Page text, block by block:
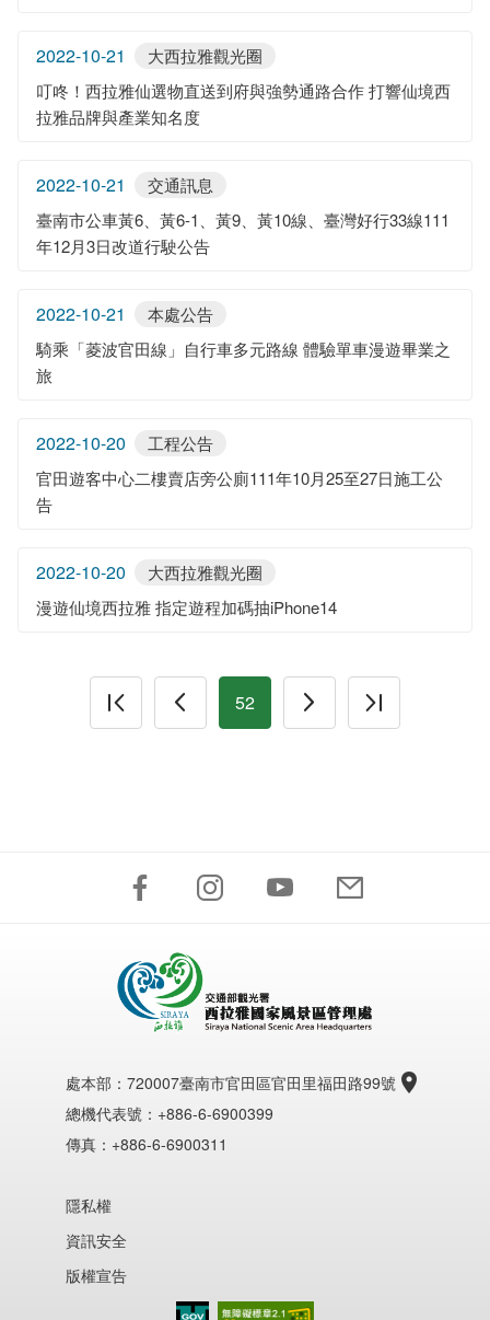
2022-10-21
大西拉雅觀光圈
叮咚！西拉雅仙選物直送到府與強勢通路合作 打響仙境西
拉雅品牌與產業知名度
2022-10-21
交通訊息
臺南市公車黃6、黃6-1、黃9、黃10線、臺灣好行33線111
年12月3日改道行駛公告
2022-10-21
本處公告
騎乘「菱波官田線」自行車多元路線 體驗單車漫遊畢業之
旅
2022-10-20
工程公告
官田遊客中心二樓賣店旁公廁111年10月25至27日施工公
告
2022-10-20
大西拉雅觀光圈
漫遊仙境西拉雅 指定遊程加碼抽iPhone14
52
處本部： 720007臺南市官田區官田里福田路99號
總機代表號：+886-6-6900399
傳真：+886-6-6900311
隱私權
資訊安全
版權宣告